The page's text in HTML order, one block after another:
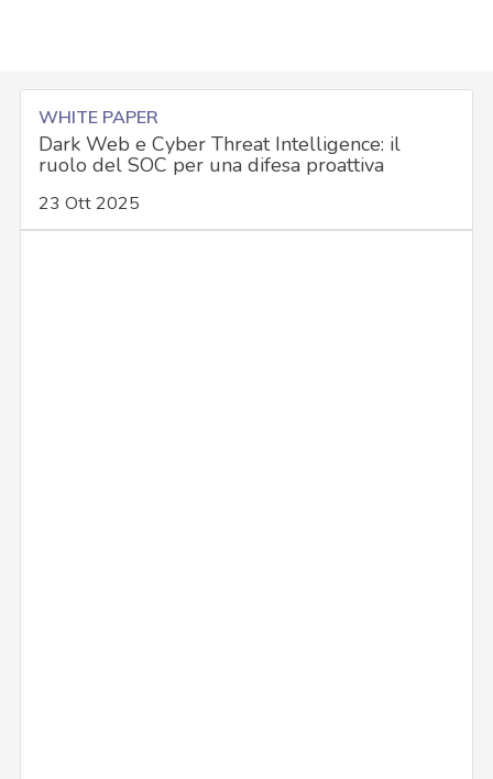
WHITE PAPER
Dark Web e Cyber Threat Intelligence: il
ruolo del SOC per una difesa proattiva
23 Ott 2025